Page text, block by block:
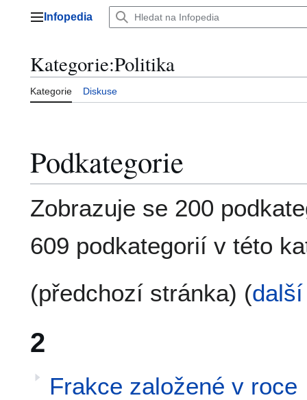
Hlavní menu
Infopedia
Kategorie:Politika
Kategorie Diskuse
Podkategorie
Zobrazuje se 200
609 podkategorií v této
(předchozí stránka) (
2
Frakce založené v roce